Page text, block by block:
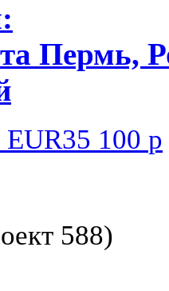
Пермь,
EUR35 100 р
588)